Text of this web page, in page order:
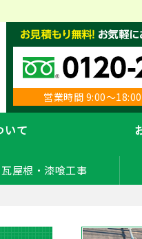
営業時間 9:00～
いて
瓦屋根・漆喰工事